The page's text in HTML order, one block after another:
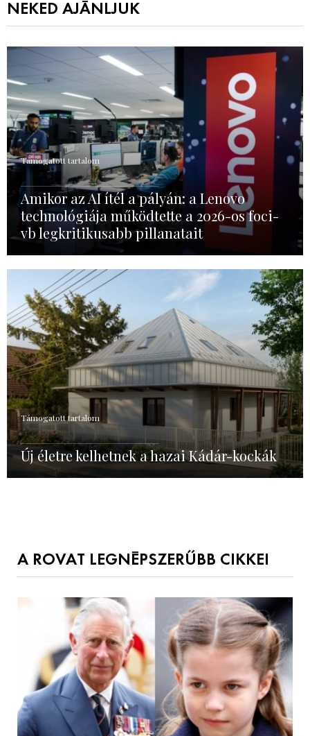
NEKED AJÁNLJUK
Támogatott tartalom
Amikor az AI ítél a pályán: a Lenovo
technológiája működtette a 2026-os foci-
vb legkritikusabb pillanatait
Támogatott tartalom
Új életre kelhetnek a hazai Kádár-kockák
A ROVAT LEGNÉPSZERŰBB CIKKEI